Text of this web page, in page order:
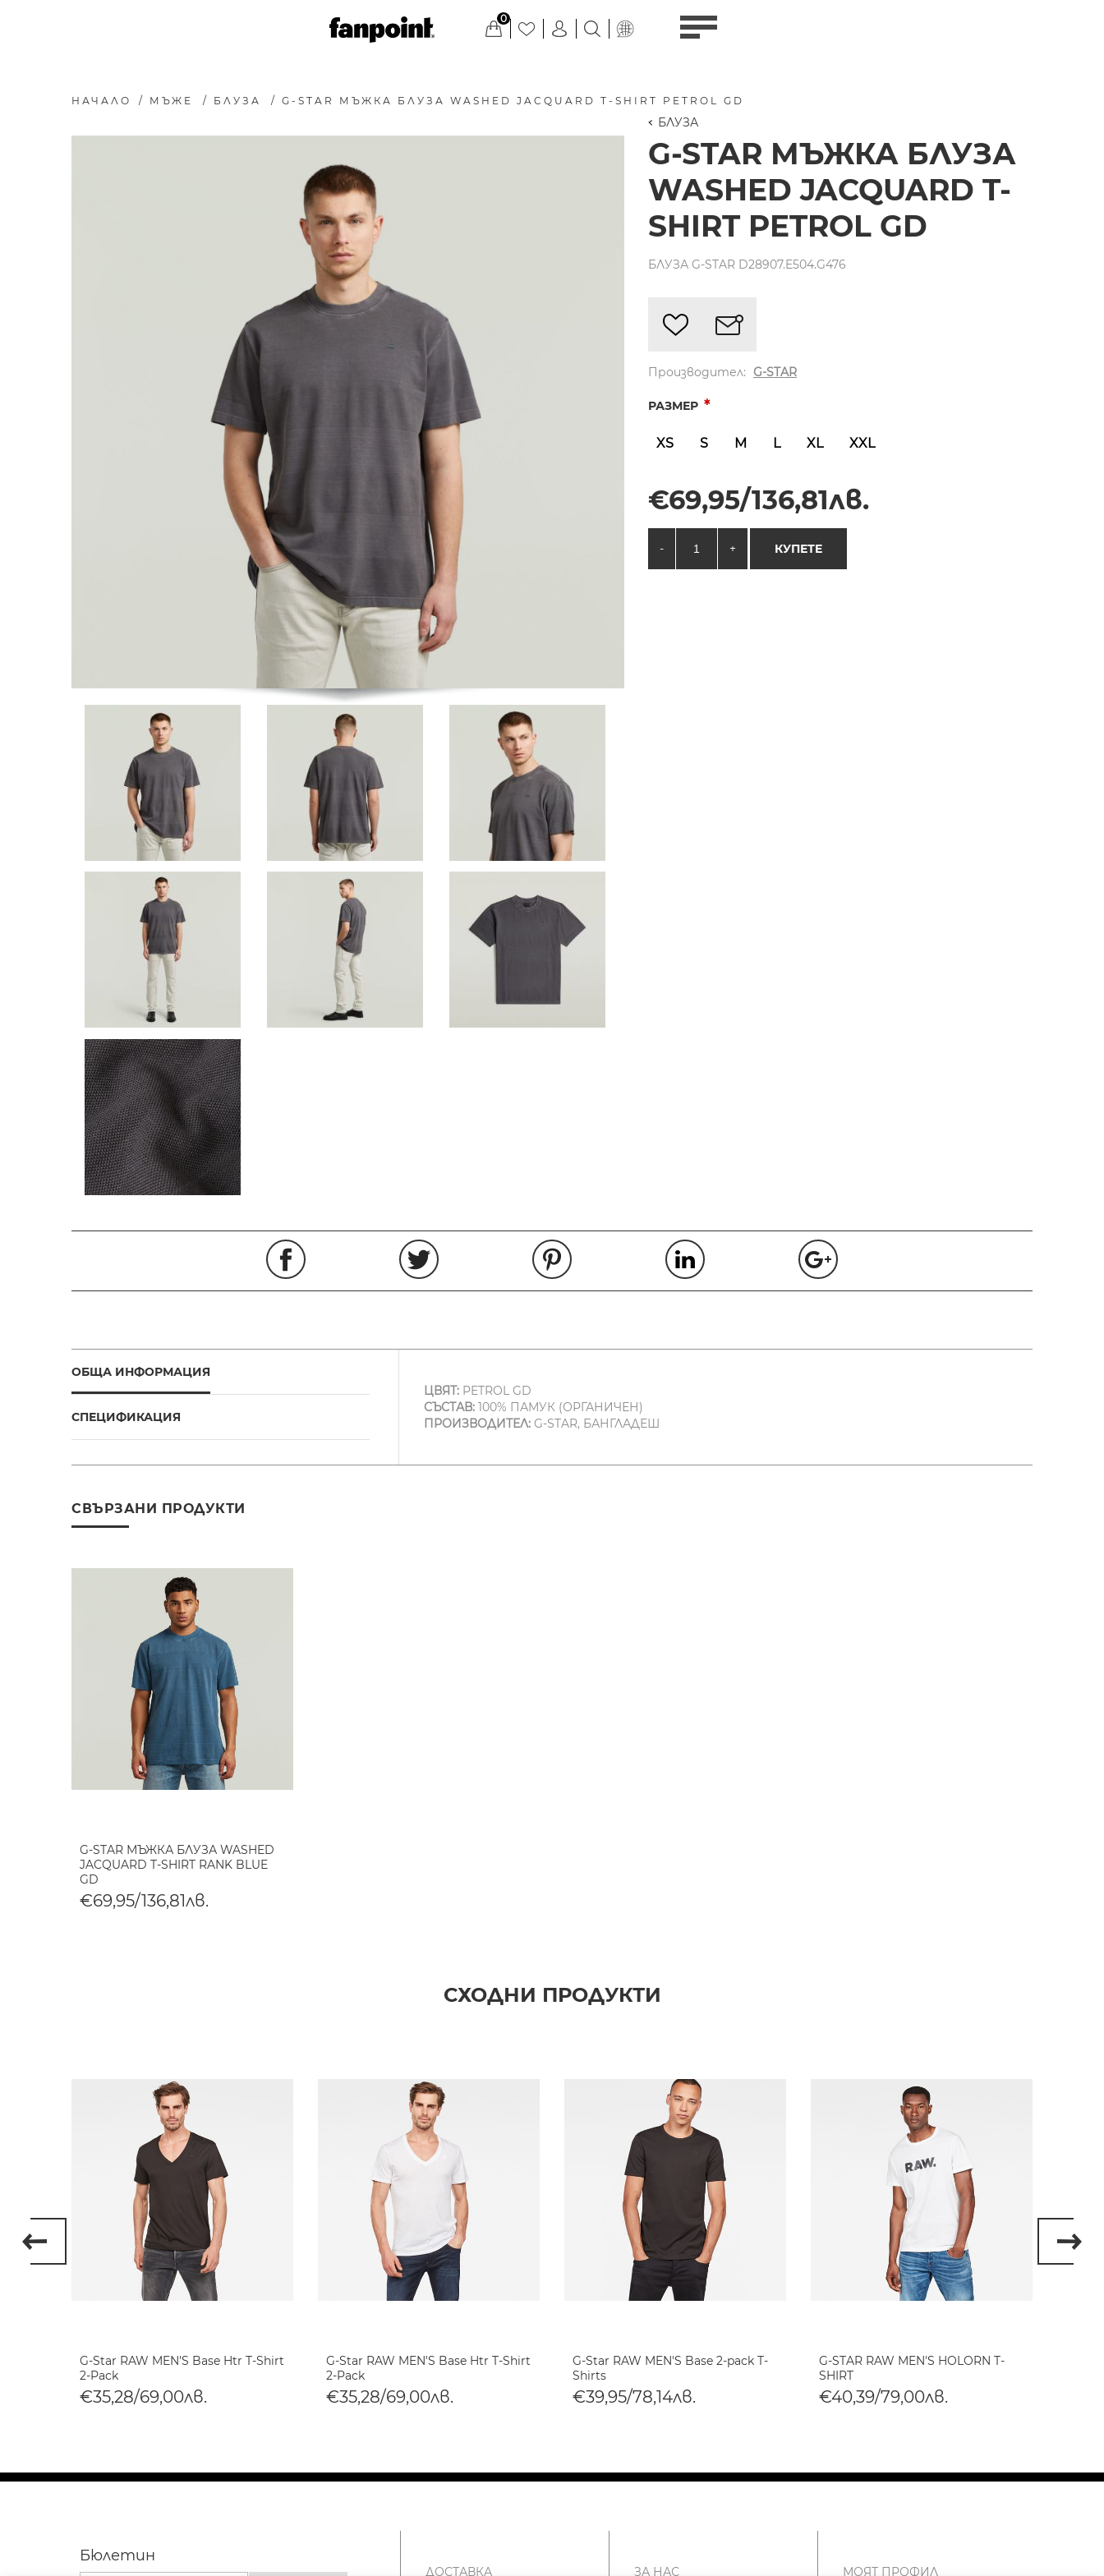
0
НАЧАЛО / МЪЖЕ / БЛУЗА / G-STAR МЪЖКА БЛУЗА WASHED JACQUARD T-SHIRT PETROL GD
БЛУЗА
G-STAR МЪЖКА БЛУЗА
WASHED JACQUARD T-
SHIRT PETROL GD
БЛУЗА G-STAR D28907.E504.G476
Производител: G-STAR
РАЗМЕР *
XS S M L XL XXL
€69,95/136,81лв.
- + КУПЕТЕ
ОБЩА ИНФОРМАЦИЯ
СПЕЦИФИКАЦИЯ
ЦВЯТ:PETROL GD
СЪСТАВ:100% ПАМУК (ОРГАНИЧЕН)
ПРОИЗВОДИТЕЛ:G-STAR, БАНГЛАДЕШ
СВЪРЗАНИ ПРОДУКТИ
G-STAR МЪЖКА БЛУЗА WASHED
JACQUARD T-SHIRT RANK BLUE
GD
€69,95/136,81лв.
СХОДНИ ПРОДУКТИ
G-Star RAW MEN'S Base Htr T-Shirt
2-Pack
€35,28/69,00лв.
G-Star RAW MEN'S Base Htr T-Shirt
2-Pack
€35,28/69,00лв.
G-Star RAW MEN'S Base 2-pack T-
Shirts
€39,95/78,14лв.
G-STAR RAW MEN'S HOLORN T-
SHIRT
€40,39/79,00лв.
Бюлетин
ДОСТАВКА ЗА НАС МОЯТ ПРОФИЛ